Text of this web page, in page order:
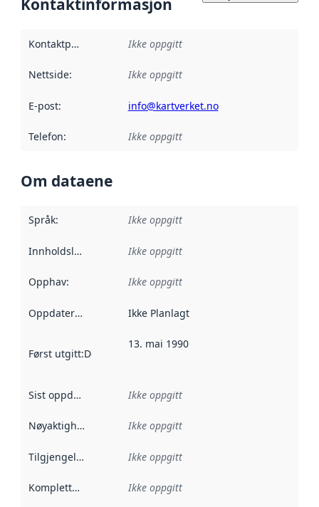
Kontaktinformasjon
Kontaktpunkt Ikke oppgitt
Nettside: Ikke oppgitt
E-post: info@kartverket.no
Telefon: Ikke oppgitt
Om dataene
Språk: Ikke oppgitt
Innholdsleverandører :
Ikke oppgitt
Opphav: Ikke oppgitt
Oppdateringsfrekvens :
Ikke Planlagt
Først utgitt:Denne datoen sier når dataene i dette
13. mai 1990
Sist oppdatert Ikke oppgitt
Nøyaktighet Ikke oppgitt
Tilgjengelighet Ikke oppgitt
Kompletthet Ikke oppgitt